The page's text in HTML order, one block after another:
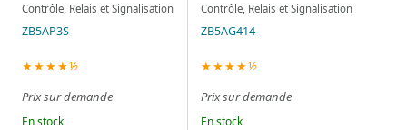
Contrôle, Relais et Signalisation
ZB5AP3S
★★★★½
Prix sur demande
En stock
Contrôle, Relais et Signalisation
ZB5AG414
★★★★½
Prix sur demande
En stock